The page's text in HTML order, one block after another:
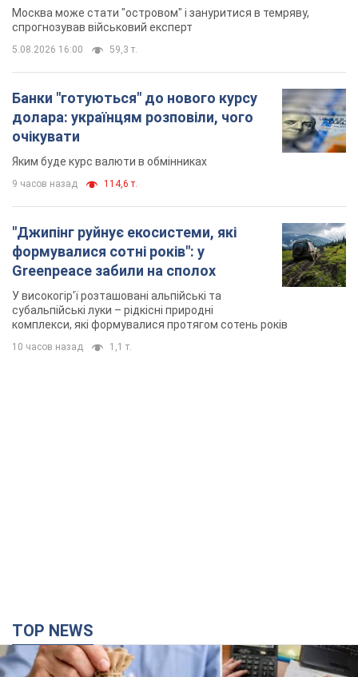
"Джипінг руйнує екосистеми, які
формувалися сотні років": у
Greenpeace забили на сполох
У високогір'ї розташовані альпійські та
комплекси, які формувалися протягом сотень років
10 часов назад 1,1 т.
масово підвищують через позови, але грошей
не вистачає